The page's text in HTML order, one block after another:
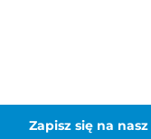
Zapisz się na